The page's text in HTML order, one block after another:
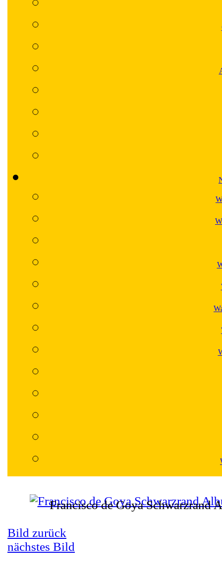
Francisco de Goya Schwarzrand
Bild zurück
nächstes Bild